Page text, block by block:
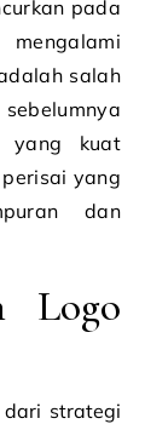
pada
salah
yang kuat
yang
dan
Logo
strategi